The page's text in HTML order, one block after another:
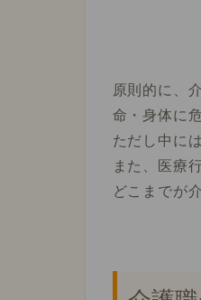
原則的に、
命・身体に
ただし中には
また、医療
どこまでが